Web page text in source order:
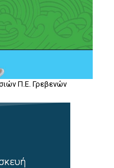
Π.Ε. Γρεβενών